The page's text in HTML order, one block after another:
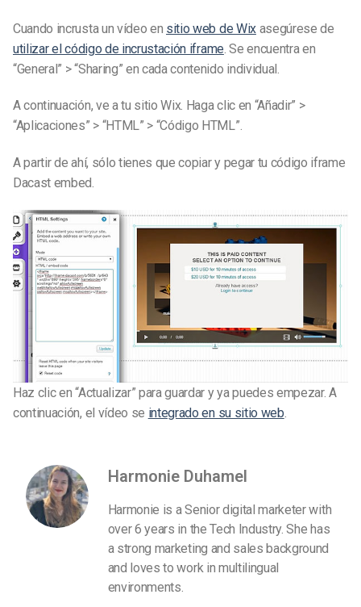
Cuando incrusta un vídeo en sitio web de Wixasegúrese de
utilizar el código de incrustación iframe . Se encuentra en
“General” > “Sharing” en cada contenido individual.
A continuación, ve a tu sitio Wix. Haga clic en “Añadir” >
“Aplicaciones” > “HTML” > “Código HTML”.
A partir de ahí, sólo tienes que copiar y pegar tu código iframe
Dacast embed.
Haz clic en “Actualizar” para guardar y ya puedes empezar. A
continuación, el vídeo se integrado en su sitio web
Harmonie Duhamel
Harmonie is a Senior digital marketer with
over 6 years in the Tech Industry. She has
a strong marketing and sales background
and loves to work in multilingual
environments.